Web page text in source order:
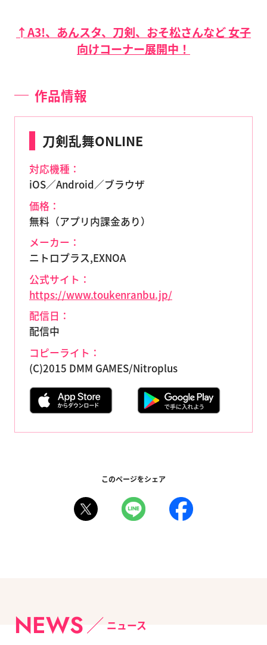
↑A3!、あんスタ、刀剣、おそ松さんなど 女子
向けコーナー展開中！
作品情報
刀剣乱舞ONLINE
対応機種：
iOS／Android／ブラウザ
価格：
無料（アプリ内課金あり）
メーカー：
ニトロプラス,EXNOA
公式サイト：
https://www.toukenranbu.jp/
配信日：
配信中
コピーライト：
(C)2015 DMM GAMES/Nitroplus
このページをシェア
NEWS ニュース